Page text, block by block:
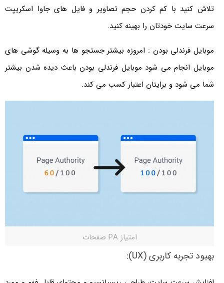
تلاش کنید با کم کردن حجم تصاویر و فایل های جاوا اسکریپت
سرعت سایت خودتان را بهینه کنید.
موبایل فرندلی بودن : امروزه بیشتر جستجو ها به وسیله گوشی های
موبایل انجام می شود موبایل فرندلی بودن باعث دیده شدن بیشتر
شما می شود و برایتان اعتبار کسب می کند.
امتیاز PA صفحات
بهبود تجربه کاربری (UX):